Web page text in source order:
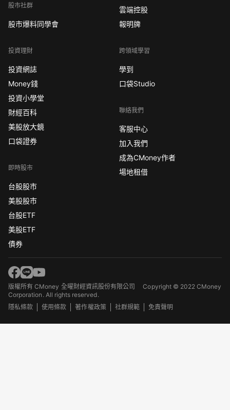
股市社群
股市爆料同學會
投資理財
投資網誌
Money錢
投資小學堂
財經百科
美股放大鏡
口袋證券
即時股市
台股股市
美股股市
台股ETF
美股ETF
債券
雲端控股
報明牌
跨領域學習
學到
口袋Studio
聯絡我們
客服中心
加入我們
成為CMoney作者
場地租借
版權所有 CMoney 全曜財經資訊股份有限公司Copyright © 2022 CMoney
Corporation. All rights reserved.
隱私條款
使用條款 著作權政策 社群規範 免責聲明